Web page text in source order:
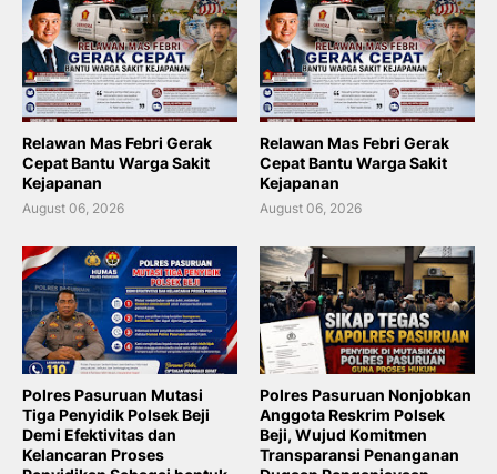
Relawan Mas Febri Gerak
Cepat Bantu Warga Sakit
Kejapanan
August 06, 2026
Relawan Mas Febri Gerak
Cepat Bantu Warga Sakit
Kejapanan
August 06, 2026
Polres Pasuruan Mutasi
Tiga Penyidik Polsek Beji
Demi Efektivitas dan
Kelancaran Proses
Polres Pasuruan Nonjobkan
Anggota Reskrim Polsek
Beji, Wujud Komitmen
Transparansi Penanganan